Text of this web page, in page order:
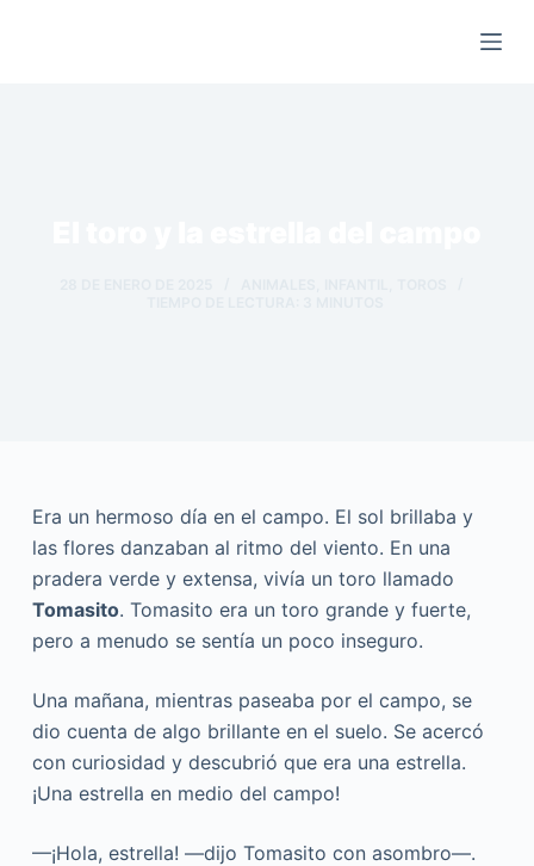
Era un hermoso día en el campo. El sol brillaba y
las flores danzaban al ritmo del viento. En una
pradera verde y extensa, vivía un toro llamado
Tomasito. Tomasito era un toro grande y fuerte,
pero a menudo se sentía un poco inseguro.
Una mañana, mientras paseaba por el campo, se
dio cuenta de algo brillante en el suelo. Se acercó
con curiosidad y descubrió que era una estrella.
¡Una estrella en medio del campo!
—¡Hola, estrella! —dijo Tomasito con asombro—.